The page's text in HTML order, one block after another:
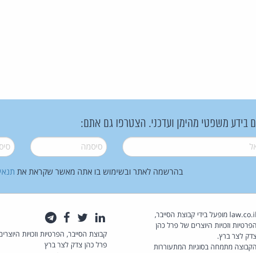
בידע משפטי מהימן ועדכני. הצטרפו גם אתם:
סיסמה*
בהרשמה לאתר ובשימוש בו אתה מאשר שקראת את
law.co.il מופעל בידי קבוצת הסייבר,
הפרטיות וזכויות היוצרים של פרל כהן
צדק לצר ברץ.
הקבוצה מתמחה בסוגיות המתעוררות
לינקדאין
טוויטרפייסבוק
קבוצת הסייבר, הפרטיות וזכויות
פרל כהן צדק לצר ברץ